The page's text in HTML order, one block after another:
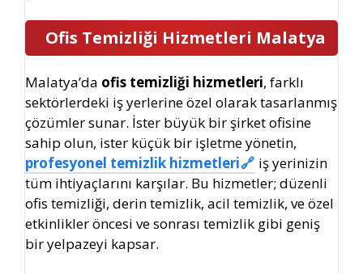
Ofis Temizliği Hizmetleri Malatya
Malatya’da ofis temizliği hizmetleri, farklı
sektörlerdeki iş yerlerine özel olarak tasarlanmış
çözümler sunar. İster büyük bir şirket ofisine
sahip olun, ister küçük bir işletme yönetin,
profesyonel temizlik hizmetleri
iş yerinizin
tüm ihtiyaçlarını karşılar. Bu hizmetler; düzenli
ofis temizliği, derin temizlik, acil temizlik, ve özel
etkinlikler öncesi ve sonrası temizlik gibi geniş
bir yelpazeyi kapsar.